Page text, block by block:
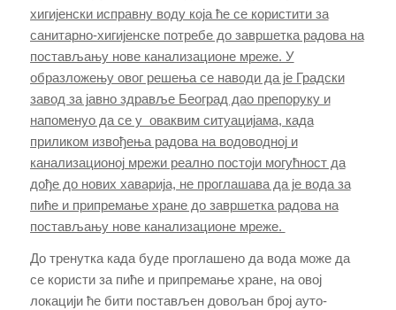
хигијенски исправну воду која ће се користити за
санитарно-хигијенске потребе до завршетка радова на
постављању нове канализационе мреже. У
образложењу овог решења се наводи да је Градски
завод за јавно здравље Београд дао препоруку и
напоменуо да се у оваквим ситуацијама, када
приликом извођења радова на водоводној и
канализационој мрежи реално постоји могућност да
дође до нових хаварија, не проглашава да је вода за
пиће и припремање хране до завршетка радова на
постављању нове канализационе мреже.
До тренутка када буде проглашено да вода може да
се користи за пиће и припремање хране, на овој
локацији ће бити постављен довољан број ауто-